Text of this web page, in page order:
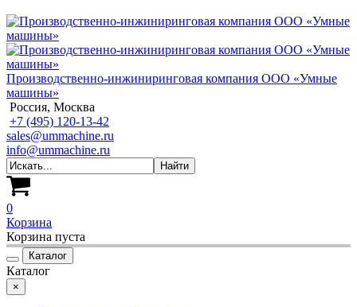
Производственно-инжиниринговая компания ООО «Умные
машины»
Россия, Москва
+7 (495) 120-13-42
sales@ummachine.ru
info@ummachine.ru
0
Корзина
Корзина пуста
Каталог
Каталог
×